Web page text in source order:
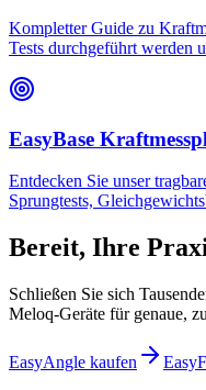
Kompletter Guide zu
Tests durchgeführt werden
EasyBase
Entdecken Sie unser
Sprungtests,
Bereit, Ihre
Schließen Sie sich
Meloq-Geräte für genaue,
EasyAngle kaufen